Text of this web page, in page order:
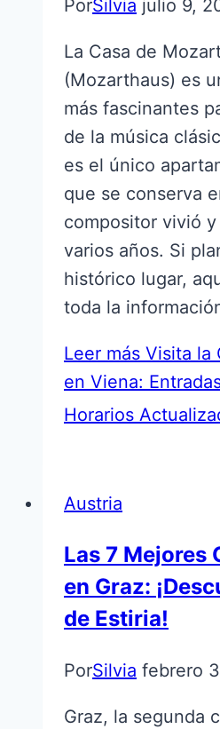
PorSilvia julio 9,
La Casa de
(Mozarthaus) es
más fascinantes
de la música
es el único
que se conserva
compositor vivió
varios años. Si
histórico lugar,
toda la
Leer más Visita la
en Viena:
Horarios
Austria
Las 7 Mejores
en Graz:
de Estiria!
PorSilvia febrero
Graz, la segunda